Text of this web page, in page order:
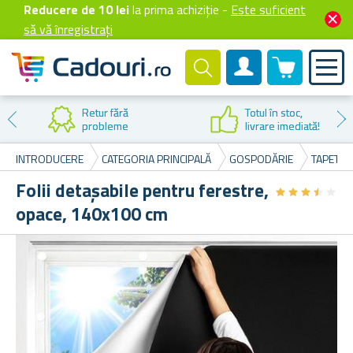
Reducere de 10 leila prima achiziție - Este suficient
să vă înregistrați
Cont client
0 produselor
Retur fără
probleme
Totul în stoc,
livrare imediată!
INTRODUCERE
CATEGORIA PRINCIPALĂ GOSPODĂRIE TAPETE,
Folii detașabile pentru ferestre,
opace, 140x100 cm
★★★★
★★★★